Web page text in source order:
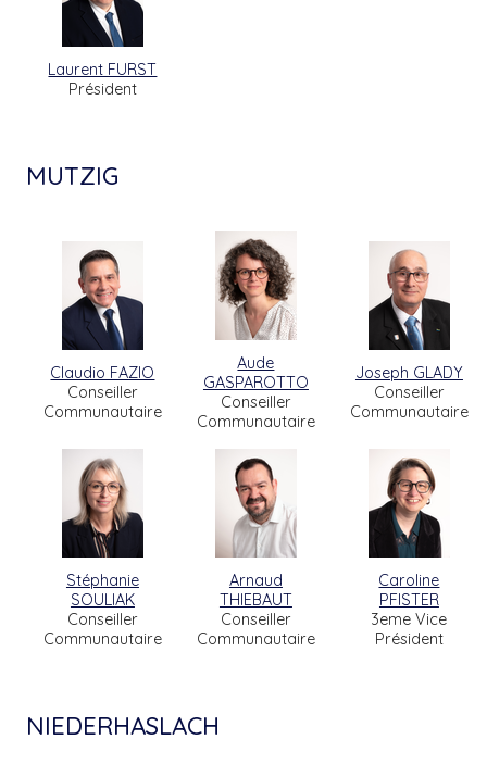
Laurent FURST
Président
MUTZIG
Claudio FAZIO
Conseiller
Communautaire
Aude
GASPAROTTO
Conseiller
Communautaire
Joseph GLADY
Conseiller
Communautaire
Stéphanie
SOULIAK
Conseiller
Communautaire
Arnaud
THIEBAUT
Conseiller
Communautaire
Caroline
PFISTER
3eme Vice
Président
NIEDERHASLACH